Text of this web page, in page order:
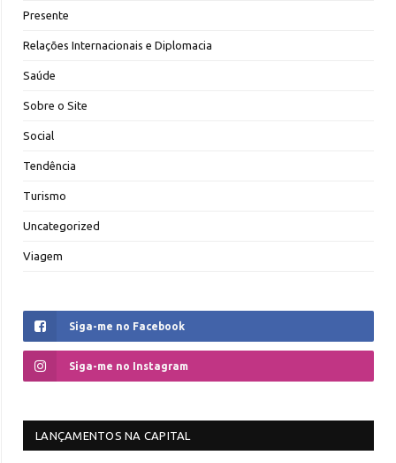
Presente
Relações Internacionais e Diplomacia
Saúde
Sobre o Site
Social
Tendência
Turismo
Uncategorized
Viagem
Siga-me no Facebook
Siga-me no Instagram
LANÇAMENTOS NA CAPITAL